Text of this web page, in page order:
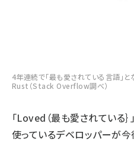
4年連続で「最も愛されている言語」と
Rust（Stack Overflow調べ）
「Loved（最も愛されている
使っているデベロッパーが